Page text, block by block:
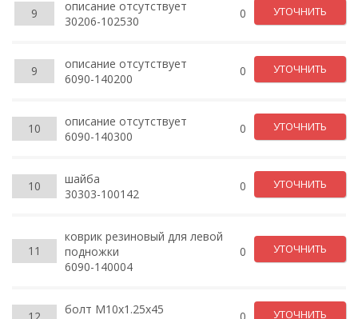
9
описание отсутствует
30206-102530
0 УТОЧНИТЬ
9
описание отсутствует
6090-140200
0 УТОЧНИТЬ
10
описание отсутствует
6090-140300
0 УТОЧНИТЬ
10
шайба
30303-100142
0 УТОЧНИТЬ
11
коврик резиновый для левой
подножки
6090-140004
0 УТОЧНИТЬ
12
болт M10x1.25x45
0 УТОЧНИТЬ